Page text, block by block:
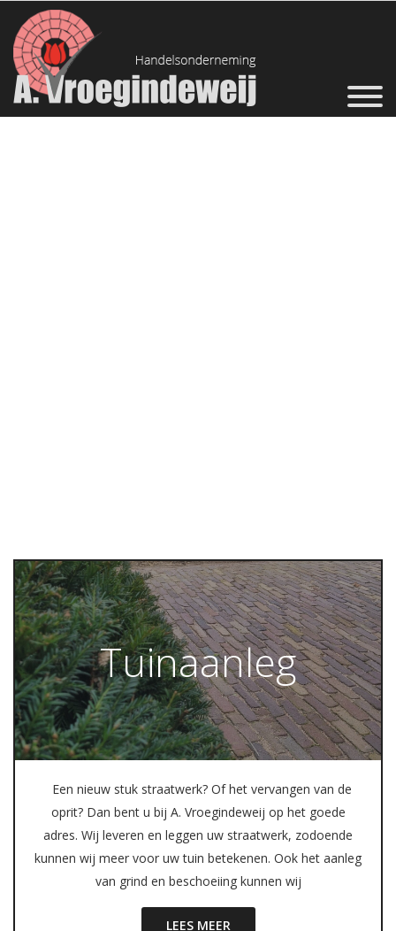
Tuinaanleg
Een nieuw stuk straatwerk? Of het vervangen van de
oprit? Dan bent u bij A. Vroegindeweij op het goede
adres. Wij leveren en leggen uw straatwerk, zodoende
kunnen wij meer voor uw tuin betekenen. Ook het aanleg
van grind en beschoeiing kunnen wij
LEES MEER